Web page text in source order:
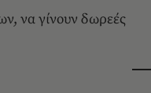
να γίνουν δωρεές